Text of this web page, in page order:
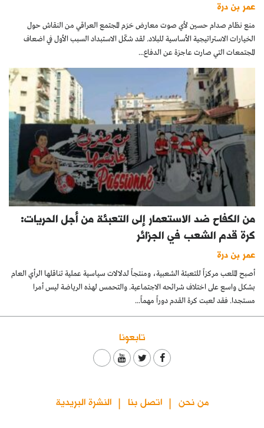
عمر بن درة
منع نظام صدام حسين لأي صوت معارض حَرَم المجتمع العراقي من النقاش حول
الخيارات الاستراتيجية الأساسية للبلاد. لقد شكّل الاستبداد السبب الأول في اضعاف
المجتمعات التي صارت عاجزة عن الدفاع...
من الكفاح ضد الاستعمار إلى التعبئة من أجل الحريات:
كرة قدم الشعب في الجزائر
عمر بن درة
أصبح الملعب مركزاً للتعبئة الشعبية، ومنتجاً لدلالات سياسية عملية تناقلها الرأي العام
بشكل واسع على اختلاف شرائحه الاجتماعية. والتحمس لهذه الرياضة ليس أمرا
مستجدا. فقد لعبت كرة القدم دوراً مهماً...
تابعونا
من نحن اتصل بنا النشرة البريدية